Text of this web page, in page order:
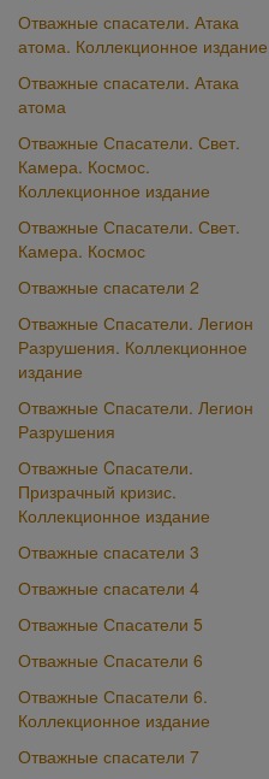
Отважные спасатели. Атака
атома. Коллекционное издание
Отважные спасатели. Атака
атома
Отважные Спасатели. Свет.
Камера. Космос.
Коллекционное издание
Отважные Спасатели. Свет.
Камера. Космос
Отважные спасатели 2
Отважные Спасатели. Легион
Разрушения. Коллекционное
издание
Отважные Спасатели. Легион
Разрушения
Отважные Cпасатели.
Призрачный кризис.
Коллекционное издание
Отважные спасатели 3
Отважные спасатели 4
Отважные Спасатели 5
Отважные Спасатели 6
Отважные Спасатели 6.
Коллекционное издание
Отважные спасатели 7